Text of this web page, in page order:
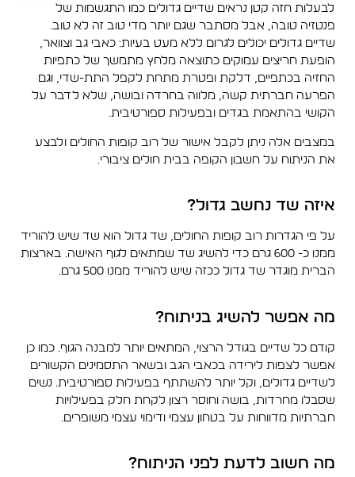
לבעלות חזה קטן נראים שדיים גדולים כמו התגשמות של
פנטזיה טובה, אבל מסתבר שגם יותר מדי טוב זה לא טוב.
שדיים גדולים יכולים לגרום ללא מעט בעיות: כאבי גב וצוואר,
הופעת חריצים עמוקים כתוצאה מלחץ מתמשך של כתפיות
החזיה בכתפיים, דלקת ופטרת מתחת לקפל התת-שדי, וגם
הפרעה חברתית קשה, מלווה בחרדה ובושה, שלא לדבר על
הקושי בהתאמת בגדים ובפעילות ספורטיבית.
במצבים אלה ניתן לקבל אישור של רוב קופות החולים ולבצע
את הניתוח על חשבון הקופה בבית חולים ציבורי.
איזה שד נחשב גדול?
על פי הגדרות רוב קופות החולים, שד גדול הוא שד שיש להוריד
ממנו כ- 600 גרם כדי להשיג שד שמתאים לגוף האישה. בארצות
הברית מוגדר שד גדול ככזה שיש להוריד ממנו 500 גרם.
מה אפשר להשיג בניתוח?
קודם כל שדיים בגודל הרצוי, המתאים יותר למבנה הגוף. כמו כן
אפשר לצפות לירידה בכאבי הגב ובשאר התסמינים הקשורים
לשדיים גדולים, וקל יותר להשתתף בפעילות ספורטיבית. נשים
שסבלו מחרדות, בושה וחוסר רצון לקחת חלק בפעילויות
חברתיות מדווחות על בטחון עצמי ודימוי עצמי משופרים.
מה חשוב לדעת לפני הניתוח?